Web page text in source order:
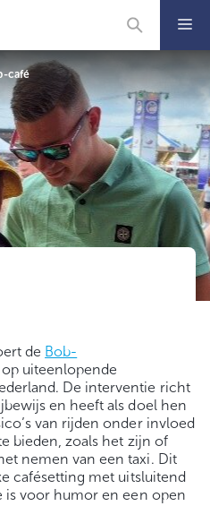
café
de Bob-
uiteenlopende
De interventie richt
en heeft als doel hen
van rijden onder invloed
bieden, zoals het zijn of
nemen van een taxi. Dit
cafésetting met uitsluitend
is voor humor en een open